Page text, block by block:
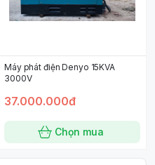
Máy phát điện Denyo 15KVA
3000V
37.000.000đ
Chọn mua